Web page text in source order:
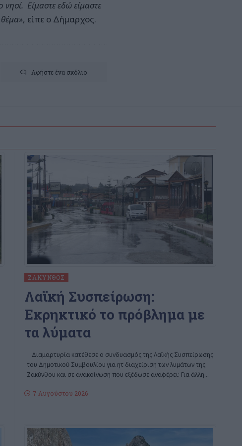
Είμαστε εδώ είμαστε
, είπε ο Δήμαρχος.
Αφήστε ένα σχόλιο
ΖΆΚΥΝΘΟΣ
Λαϊκή Συσπείρωση:
Εκρηκτικό το πρόβλημα με
τα λύματα
Διαμαρτυρία κατέθεσε ο συνδυασμός της Λαϊκής Συσπείρωσης
του Δημοτικού Συμβουλίου για ητ διαχείριση των λυμάτων της
Ζακύνθου και σε ανακοίνωση που εξέδωσε αναφέρει: Για άλλη…
7 Αυγούστου 2026